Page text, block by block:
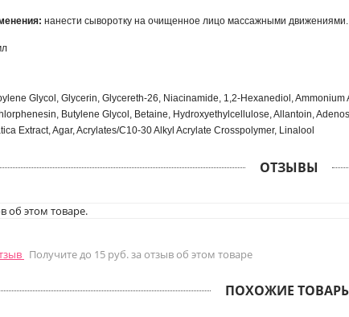
нанести сыворотку на очищенное лицо массажными движениями.
Glycol, Glycerin, Glycereth-26, Niacinamide, 1,2-Hexanediol,
Butylene Glycol, Betaine, Hydroxyethylcellulose, Allantoin,
Extract, Agar, Acrylates/C10-30 Alkyl Acrylate Crosspolymer, Linalool
ОТЗЫВЫ
об этом товаре.
Получите до 15 руб. за отзыв об этом товаре
ПОХОЖИЕ